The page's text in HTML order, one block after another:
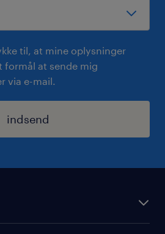
til, at mine oplysninger
formål at sende mig
via e-mail.
indsend